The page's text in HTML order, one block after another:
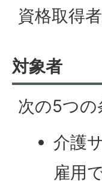
資格取得
対象者
次の5つ
介護
雇用